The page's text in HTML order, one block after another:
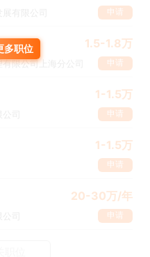
申请
1.5-1.8万
限公司上海分公司 申请
1-1.5万
申请
1-1.5万
申请
20-30万/年
申请
多职位